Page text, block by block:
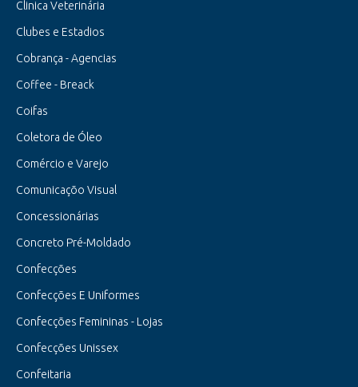
Clinica Veterinária
Clubes e Estadios
Cobrança - Agencias
Coffee - Breack
Coifas
Coletora de Óleo
Comércio e Varejo
Comunicaçõo Visual
Concessionárias
Concreto Pré-Moldado
Confecções
Confecções E Uniformes
Confecções Femininas - Lojas
Confecções Unissex
Confeitaria